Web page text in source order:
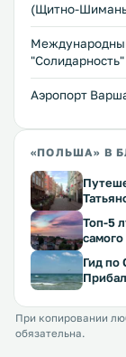
(Щитно-
Аэропорт
«ПОЛЬША» В
Топ-5
Гид по
При копировании
обязательна.